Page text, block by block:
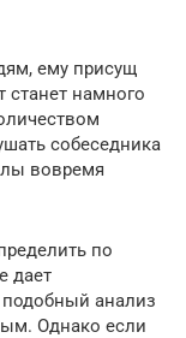
ему присущ
станет намного
собеседника
вовремя
по
дает
подобный анализ
Однако если